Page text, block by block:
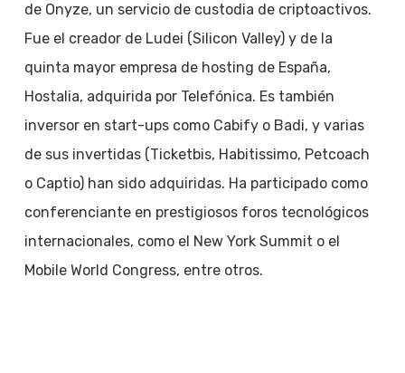
de Onyze, un servicio de custodia de criptoactivos.
Fue el creador de Ludei (Silicon Valley) y de la
quinta mayor empresa de hosting de España,
Hostalia, adquirida por Telefónica. Es también
inversor en start-ups como Cabify o Badi, y varias
de sus invertidas (Ticketbis, Habitissimo, Petcoach
o Captio) han sido adquiridas. Ha participado como
conferenciante en prestigiosos foros tecnológicos
internacionales, como el New York Summit o el
Mobile World Congress, entre otros.